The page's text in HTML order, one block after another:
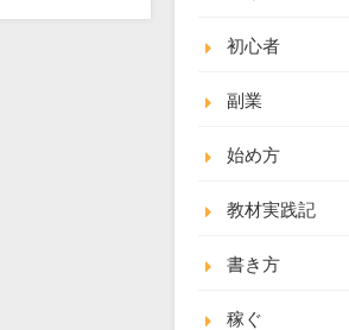
初心者
副業
始め方
教材実践記
書き方
稼ぐ